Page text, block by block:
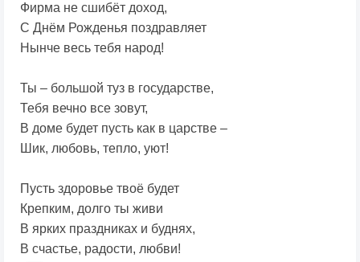
Фирма не сшибёт доход,
С Днём Рожденья поздравляет
Нынче весь тебя народ!
Ты – большой туз в государстве,
Тебя вечно все зовут,
В доме будет пусть как в царстве –
Шик, любовь, тепло, уют!
Пусть здоровье твоё будет
Крепким, долго ты живи
В ярких праздниках и буднях,
В счастье, радости, любви!